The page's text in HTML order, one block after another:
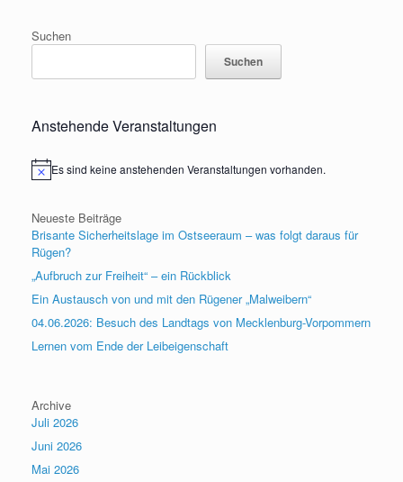
Suchen
Suchen
Anstehende Veranstaltungen
HinweisEs sind keine anstehenden Veranstaltungen vorhanden.
Neueste Beiträge
Brisante Sicherheitslage im Ostseeraum – was folgt daraus für
Rügen?
„Aufbruch zur Freiheit“ – ein Rückblick
Ein Austausch von und mit den Rügener „Malweibern“
04.06.2026: Besuch des Landtags von Mecklenburg-Vorpommern
Lernen vom Ende der Leibeigenschaft
Archive
Juli 2026
Juni 2026
Mai 2026